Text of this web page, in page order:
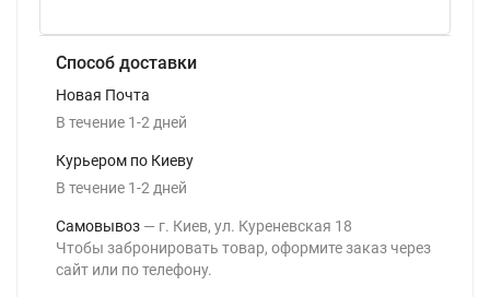
Способ доставки
Новая Почта
В течение 1-2 дней
Курьером по Киеву
В течение 1-2 дней
Самовывоз
г. Киев, ул. Куреневская 18
Чтобы забронировать товар, оформите заказ через
сайт или по телефону.